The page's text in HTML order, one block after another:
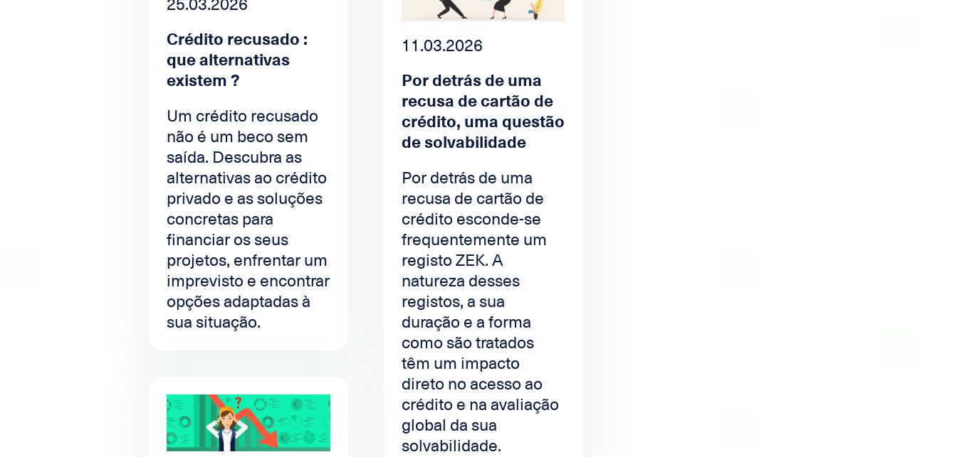
Crédito recusado :
que alternativas
existem ?
Um crédito recusado
não é um beco sem
saída. Descubra as
alternativas ao crédito
privado e as soluções
concretas para
financiar os seus
projetos, enfrentar um
imprevisto e encontrar
opções adaptadas à
sua situação.
11.03.2026
Por detrás de uma
recusa de cartão de
crédito, uma questão
de solvabilidade
Por detrás de uma
recusa de cartão de
crédito esconde-se
frequentemente um
registo ZEK. A
natureza desses
registos, a sua
duração e a forma
como são tratados
têm um impacto
direto no acesso ao
crédito e na avaliação
global da sua
solvabilidade.